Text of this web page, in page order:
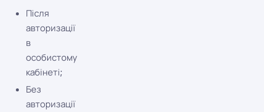
Після
авторизації
в
особистому
кабінеті;
Без
авторизації